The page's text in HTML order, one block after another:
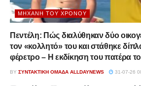
ΜΗΧΑΝΉ ΤΟΥ ΧΡΌΝΟΥ
Πεντέλη: Πώς διαλύθηκαν δύο
τον «κολλητό» του και στάθηκε
φέρετρο – Η εκδίκηση του πατέρα
BY ΣΥΝΤΑΚΤΙΚΉ ΟΜΆΔΑ ALLDAYNEWS 31-07-26